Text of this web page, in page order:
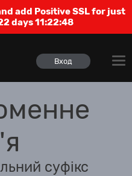
add Positive SSL for just
days 11:22:48
Вход
суфікс